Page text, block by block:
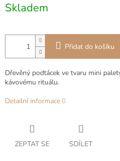
cena:
Skladem
Přidat do košíku
Dřevěný podtácek ve tvaru mini
kávovému rituálu.
Detailní informace
ZEPTAT SE SDÍLET